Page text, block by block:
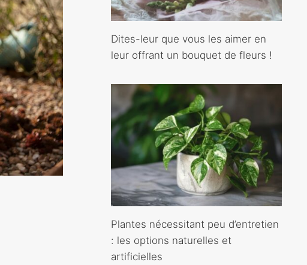
Dites-leur que vous les aimer en
leur offrant un bouquet de fleurs !
Plantes nécessitant peu d’entretien
: les options naturelles et
artificielles